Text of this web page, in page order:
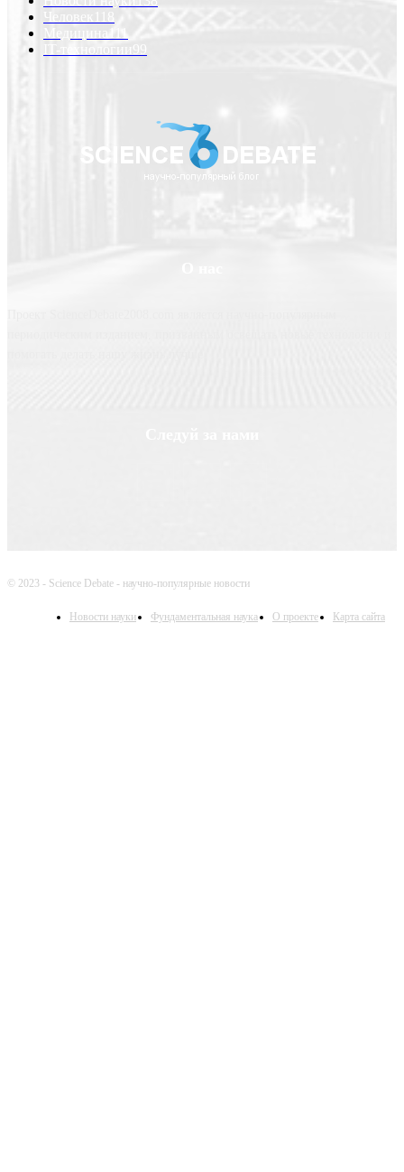
Человек
118
Медицина
IT-технологии99
© 2023 - Science Debate - научно-популярные новости
Новости науки Фундаментальная наука О проекте Карта сайта